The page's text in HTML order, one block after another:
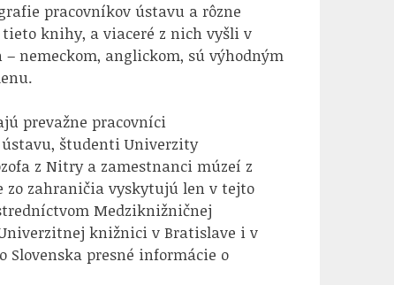
pracovníkov ústavu a rôzne
knihy, a viaceré z nich vyšli v
– nemeckom, anglickom, sú výhodným
prevažne pracovníci
ústavu, študenti Univerzity
z Nitry a zamestnanci múzeí z
zo zahraničia vyskytujú len v tejto
Medziknižničnej
knižnici v Bratislave i v
presné informácie o